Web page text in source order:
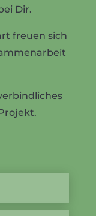
Dir.
freuen sich